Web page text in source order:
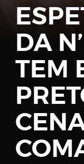
Remember
Register
DA
TEM